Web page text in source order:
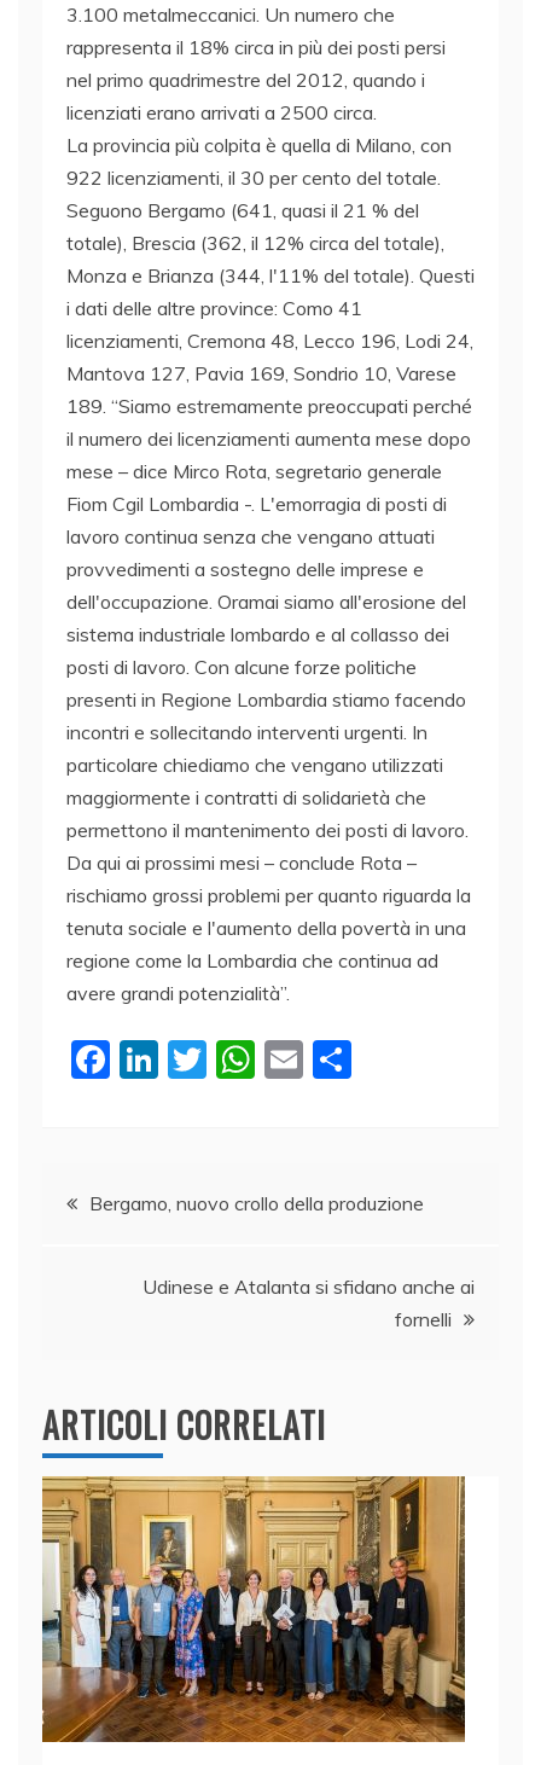
3.100 metalmeccanici. Un numero che
rappresenta il 18% circa in più dei posti persi
nel primo quadrimestre del 2012, quando i
licenziati erano arrivati a 2500 circa.
La provincia più colpita è quella di Milano, con
922 licenziamenti, il 30 per cento del totale.
Seguono Bergamo (641, quasi il 21 % del
totale), Brescia (362, il 12% circa del totale),
Monza e Brianza (344, l'11% del totale). Questi
i dati delle altre province: Como 41
licenziamenti, Cremona 48, Lecco 196, Lodi 24,
Mantova 127, Pavia 169, Sondrio 10, Varese
189. “Siamo estremamente preoccupati perché
il numero dei licenziamenti aumenta mese dopo
mese – dice Mirco Rota, segretario generale
Fiom Cgil Lombardia -. L'emorragia di posti di
lavoro continua senza che vengano attuati
provvedimenti a sostegno delle imprese e
dell'occupazione. Oramai siamo all'erosione del
sistema industriale lombardo e al collasso dei
posti di lavoro. Con alcune forze politiche
presenti in Regione Lombardia stiamo facendo
incontri e sollecitando interventi urgenti. In
particolare chiediamo che vengano utilizzati
maggiormente i contratti di solidarietà che
permettono il mantenimento dei posti di lavoro.
Da qui ai prossimi mesi – conclude Rota –
rischiamo grossi problemi per quanto riguarda la
tenuta sociale e l'aumento della povertà in una
regione come la Lombardia che continua ad
avere grandi potenzialità”.
F
b
Li
dI
T
W
A
p
E
vi
Navigazione
Bergamo, nuovo crollo della produzione
Udinese e Atalanta si sfidano anche ai
fornelli
ARTICOLI CORRELATI